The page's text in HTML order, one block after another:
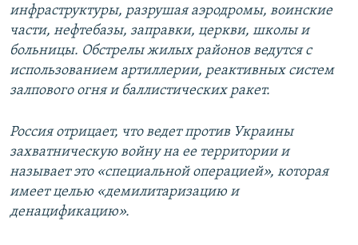
инфраструктуры, разрушая аэродромы, воинские
части, нефтебазы, заправки, церкви, школы и
больницы. Обстрелы жилых районов ведутся с
использованием артиллерии, реактивных систем
залпового огня и баллистических ракет.
Россия отрицает, что ведет против Украины
захватническую войну на ее территории и
называет это «специальной операцией», которая
имеет целью «демилитаризацию и
денацификацию».